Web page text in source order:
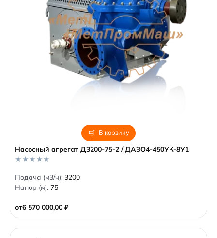
В корзину
Насосный агрегат Д3200-75-2 / ДАЗО4-450УК-8У1
от6 570 000,00 ₽
0
o
u
f
5
Подача (м3/ч): 3200
Напор (м): 75